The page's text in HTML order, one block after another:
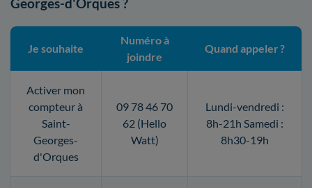
Je souhaite
Numéro à
joindre
Quand appeler ?
Activer mon
compteur à
Saint-
Georges-
d'Orques
09 78 46 70
62 (Hello
Watt)
Lundi-vendredi :
8h-21h Samedi :
8h30-19h